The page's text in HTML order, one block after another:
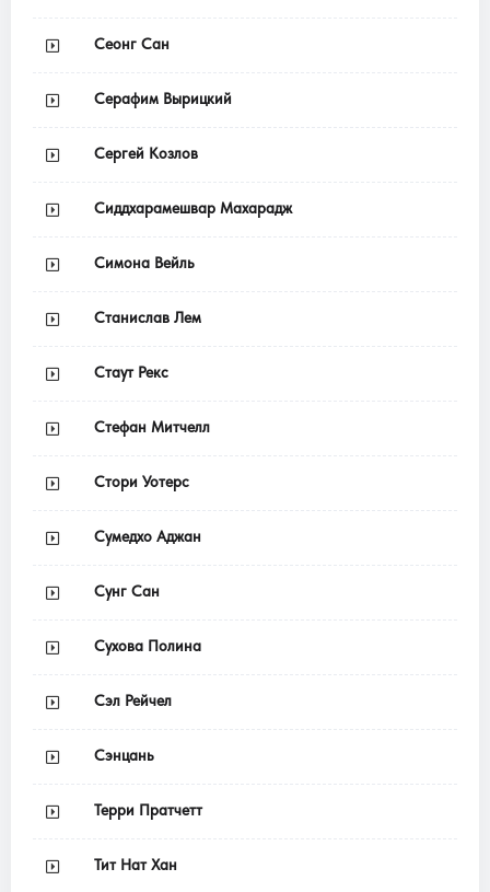
Сеонг Сан
Серафим Вырицкий
Сергей Козлов
Сиддхарамешвар Махарадж
Симона Вейль
Станислав Лем
Стаут Рекс
Стефан Митчелл
Стори Уотерс
Сумедхо Аджан
Сунг Сан
Сухова Полина
Сэл Рейчел
Сэнцань
Терри Пратчетт
Тит Нат Хан